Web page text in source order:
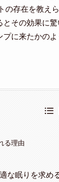
の存在を教え
その効果に
に来たかの
る理由
な眠りを求め